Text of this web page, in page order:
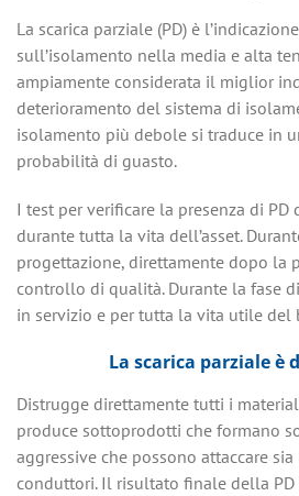
La scarica parziale (PD) è
sull’isolamento nella media e alta
ampiamente considerata il miglior
deterioramento del sistema di
isolamento più debole si traduce in
probabilità di guasto.
I test per verificare la presenza di PD
durante tutta la vita dell’asset.
progettazione, direttamente dopo la
controllo di qualità. Durante la fase
in servizio e per tutta la vita utile del
La scarica parziale è
Distrugge direttamente tutti i
produce sottoprodotti che formano
aggressive che possono attaccare
conduttori. Il risultato finale della PD